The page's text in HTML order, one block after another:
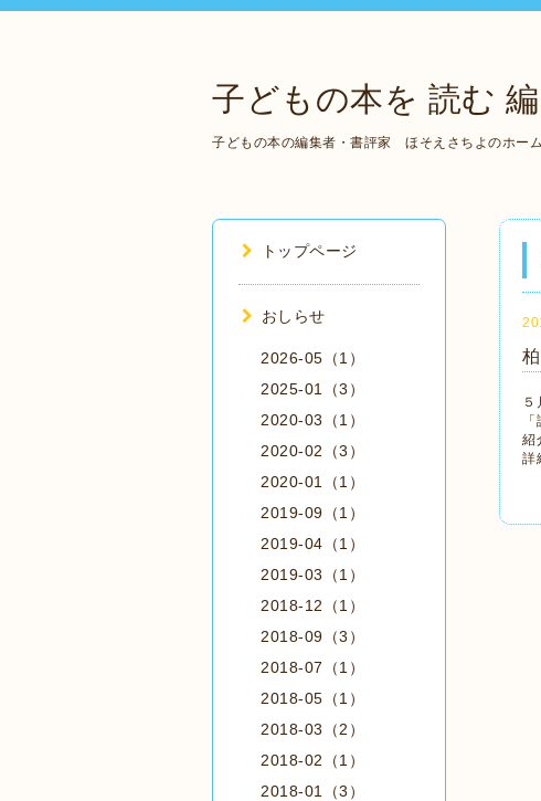
子どもの本を 読む
子どもの本の編集者・書評家 ほそえさちよのホー
紹
詳
トップページ
おしらせ
2026-05（1）
2025-01（3）
2020-03（1）
2020-02（3）
2020-01（1）
2019-09（1）
2019-04（1）
2019-03（1）
2018-12（1）
2018-09（3）
2018-07（1）
2018-05（1）
2018-03（2）
2018-02（1）
2018-01（3）